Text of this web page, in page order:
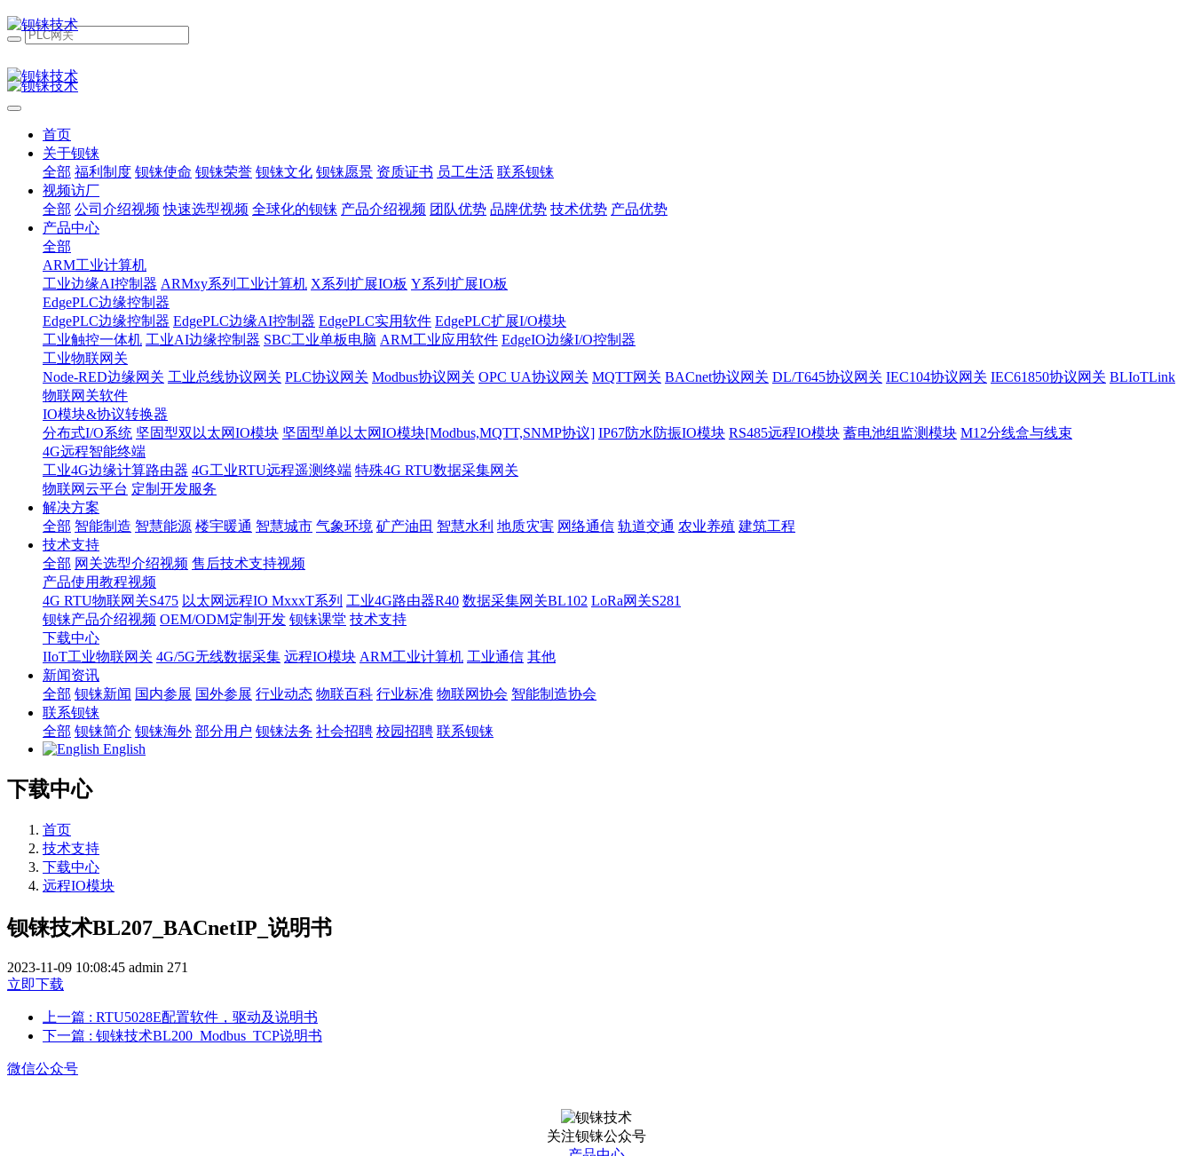
首页
关于钡铼
全部 福利制度 钡铼使命 钡铼荣誉 钡铼文化 钡铼愿景 资质证书 员工生活 联系钡铼
视频访厂
全部 公司介绍视频 快速选型视频 全球化的钡铼 产品介绍视频 团队优势 品牌优势 技术优势 产品优势
产品中心
全部
ARM工业计算机
工业边缘AI控制器 ARMxy系列工业计算机 X系列扩展IO板 Y系列扩展IO板
EdgePLC边缘控制器
EdgePLC边缘控制器 EdgePLC边缘AI控制器 EdgePLC实用软件 EdgePLC扩展I/O模块
工业触控一体机 工业AI边缘控制器 SBC工业单板电脑 ARM工业应用软件 EdgeIO边缘I/O控制器
工业物联网关
Node-RED边缘网关 工业总线协议网关 PLC协议网关 Modbus协议网关 OPC UA协议网关 MQTT网关 BACnet协议网关 DL/T645协议网关 IEC104协议网关 IEC61850协议网关 BLIoTLink
物联网关软件
IO模块&协议转换器
分布式I/O系统 坚固型双以太网IO模块 坚固型单以太网IO模块[Modbus,MQTT,SNMP协议] IP67防水防振IO模块 RS485远程IO模块 蓄电池组监测模块 M12分线盒与线束
4G远程智能终端
工业4G边缘计算路由器 4G工业RTU远程遥测终端 特殊4G RTU数据采集网关
物联网云平台 定制开发服务
解决方案
全部 智能制造 智慧能源 楼宇暖通 智慧城市 气象环境 矿产油田 智慧水利 地质灾害 网络通信 轨道交通 农业养殖 建筑工程
技术支持
全部 网关选型介绍视频 售后技术支持视频
产品使用教程视频
4G RTU物联网关S475 以太网远程IO MxxxT系列 工业4G路由器R40 数据采集网关BL102 LoRa网关S281
钡铼产品介绍视频 OEM/ODM定制开发 钡铼课堂 技术支持
下载中心
IIoT工业物联网关 4G/5G无线数据采集 远程IO模块 ARM工业计算机 工业通信 其他
新闻资讯
全部 钡铼新闻 国内参展 国外参展 行业动态 物联百科 行业标准 物联网协会 智能制造协会
联系钡铼
全部 钡铼简介 钡铼海外 部分用户 钡铼法务 社会招聘 校园招聘 联系钡铼
English
下载中心
首页
技术支持
下载中心
远程IO模块
钡铼技术BL207_BACnetIP_说明书
2023-11-09 10:08:45 admin 271
立即下载
上一篇 : RTU5028E配置软件，驱动及说明书
下一篇 : 钡铼技术BL200_Modbus_TCP说明书
微信公众号
关注钡铼公众号